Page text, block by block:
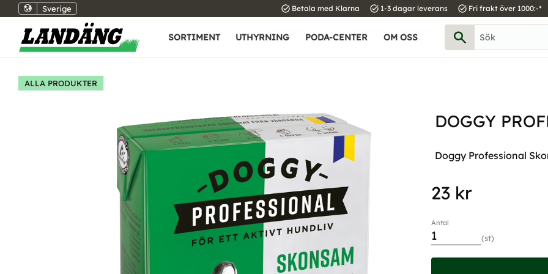
Sverige task_alt Betala med Klarna task_alt 1-3 dagar leverans task_alt Fri frakt över 1000:-*
SORTIMENT UTHYRNING PODA-CENTER OM OSS
ALLA PRODUKTER
DOGGY
Doggy Professional
23 kr
Antal
st